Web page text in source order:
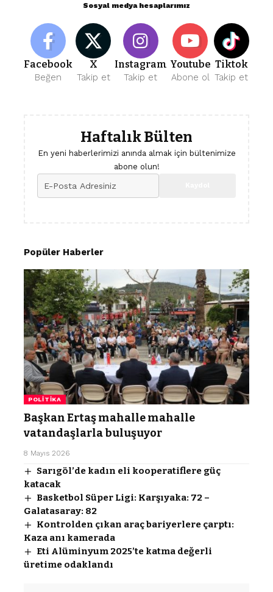
Sosyal medya hesaplarımız
Facebook
Beğen
X
Takip et
Instagram
Takip et
Youtube
Abone ol
Tiktok
Takip et
Haftalık Bülten
En yeni haberlerimizi anında almak için bültenimize
abone olun!
Popüler Haberler
POLITIKA
Başkan Ertaş mahalle mahalle
vatandaşlarla buluşuyor
8 Mayıs 2026
Sarıgöl’de kadın eli kooperatiflere güç
katacak
Basketbol Süper Ligi: Karşıyaka: 72 –
Galatasaray: 82
Kontrolden çıkan araç bariyerlere çarptı:
Kaza anı kamerada
Eti Alüminyum 2025’te katma değerli
üretime odaklandı